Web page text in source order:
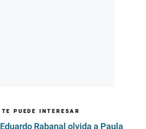
TE PUEDE INTERESAR
Eduardo Rabanal olvida a Paula